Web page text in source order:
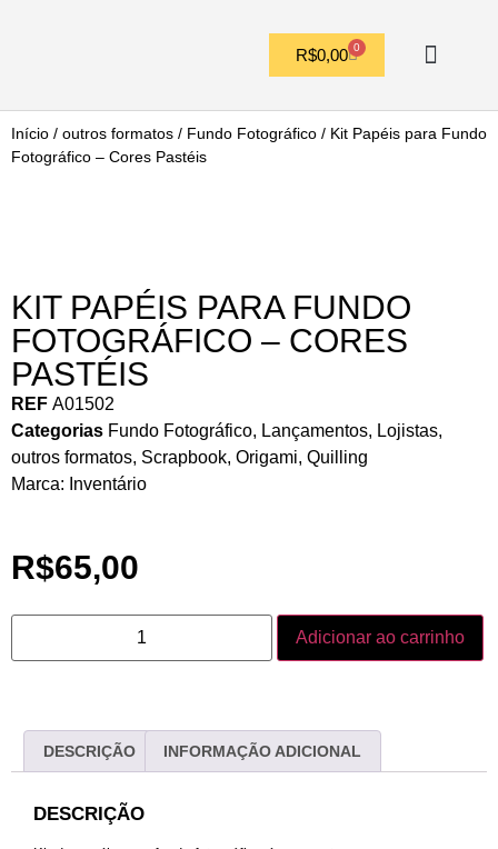
R$0,00 0
Início / outros formatos / Fundo Fotográfico / Kit Papéis para Fundo
Fotográfico – Cores Pastéis
KIT PAPÉIS PARA FUNDO
FOTOGRÁFICO – CORES
PASTÉIS
REF A01502
Categorias Fundo Fotográfico, Lançamentos, Lojistas,
outros formatos, Scrapbook, Origami, Quilling
Marca: Inventário
R$65,00
Adicionar ao carrinho
DESCRIÇÃO INFORMAÇÃO ADICIONAL
DESCRIÇÃO